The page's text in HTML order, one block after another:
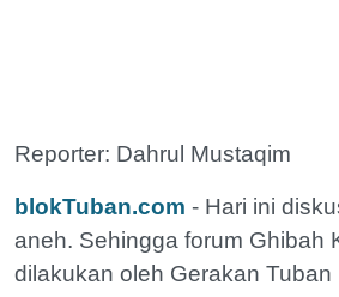
Reporter: Dahrul Mustaqim
blokTuban.com - Hari ini
aneh. Sehingga forum Ghibah
dilakukan oleh Gerakan Tuban